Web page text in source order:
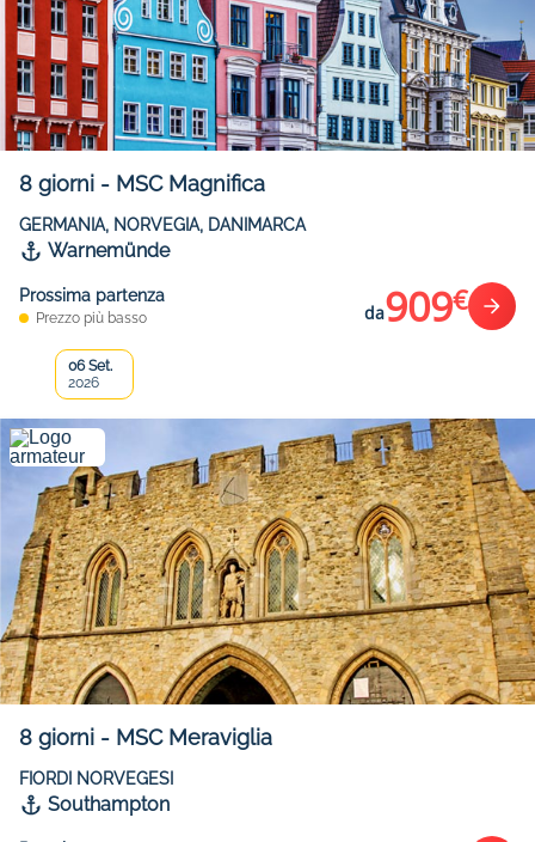
8 giorni - MSC Magnifica
GERMANIA, NORVEGIA, DANIMARCA
Warnemünde
Prossima partenza
Prezzo più basso da909€
06 Set.
2026
8 giorni - MSC Meraviglia
FIORDI NORVEGESI
Southampton